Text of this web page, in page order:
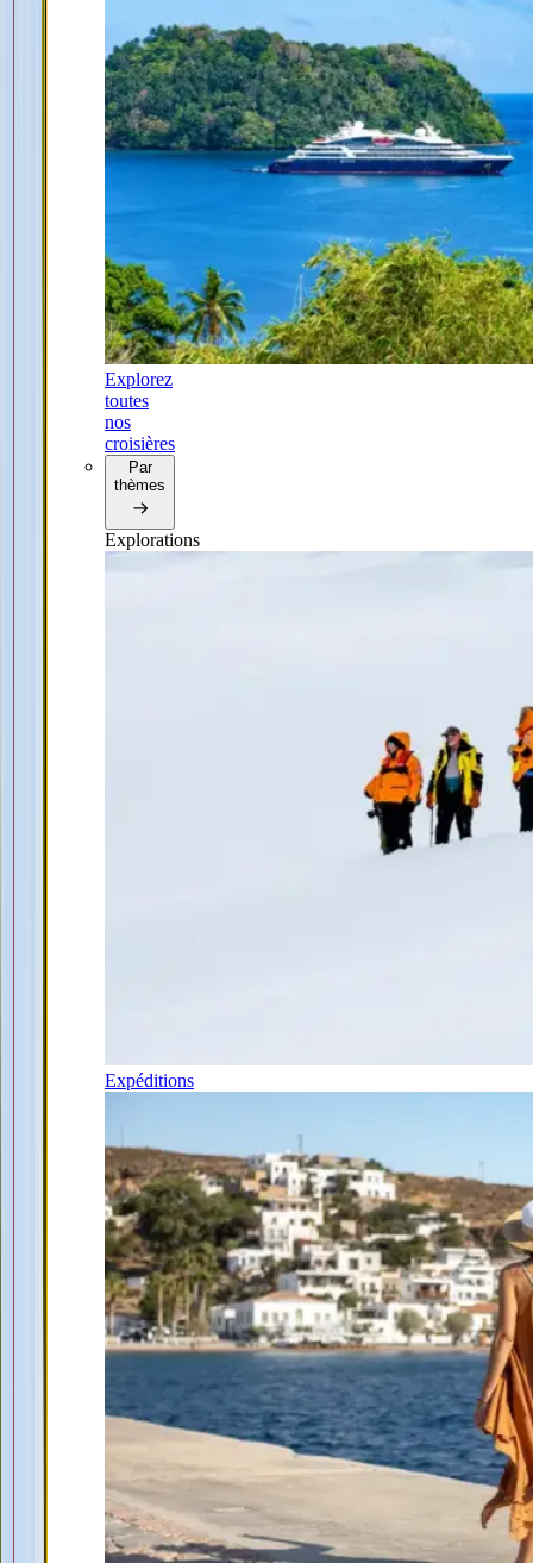
Explorez
toutes
nos
croisières
Par
thèmes
Explorations
Expéditions